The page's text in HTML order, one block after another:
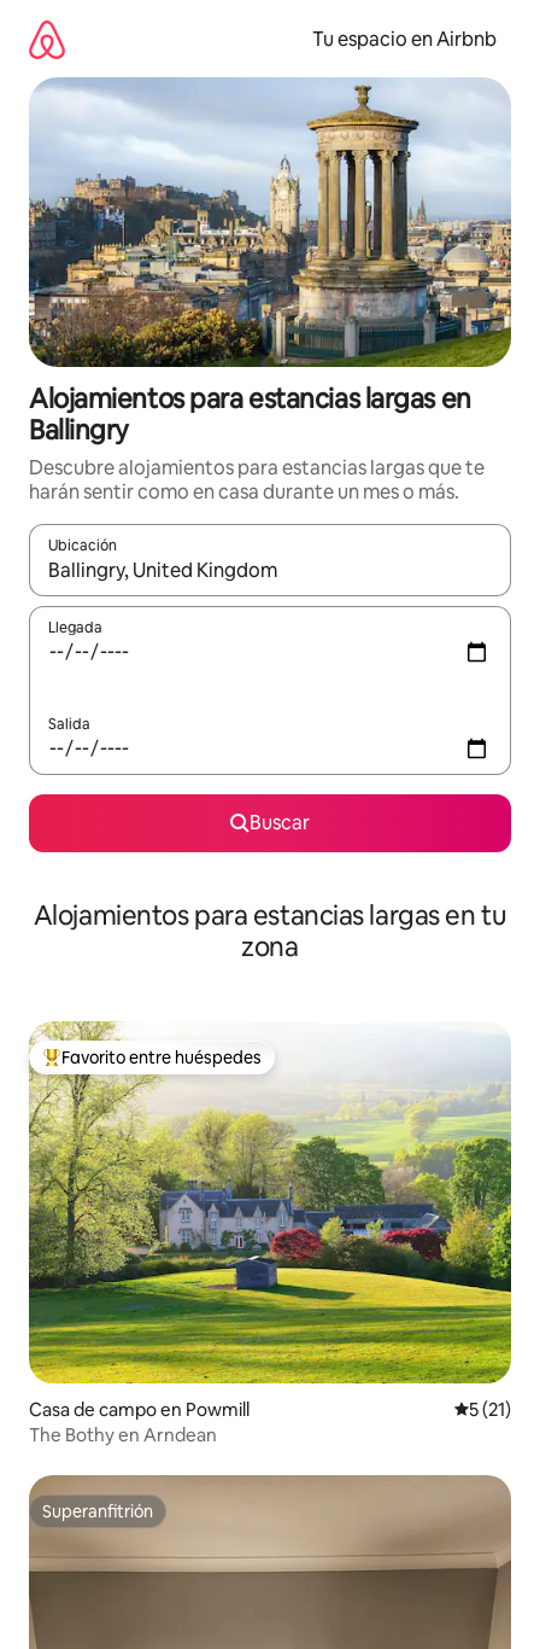
contenido
Tu espacio en Airbnb
Alojamientos para estancias largas en
Ballingry
Descubre alojamientos para estancias largas que te
harán sentir como en casa durante un mes o más.
Ubicación
Cuando los resultados estén disponibles, podrás navegar
Llegada
Salida
Buscar
Alojamientos para estancias largas en tu
zona
De los mejores en Favorito entre huéspedes
Favorito entre huéspedes
Casa de campo en Powmill
5 (21)
The Bothy en Arndean
Superanfitrión
Superanfitrión